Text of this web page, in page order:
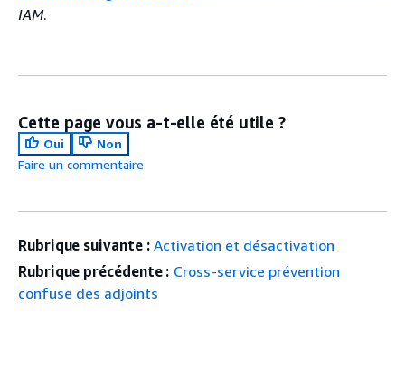
IAM.
Cette page vous a-t-elle été utile ?
Oui
Non
Faire un commentaire
Rubrique suivante : Activation et désactivation
Rubrique précédente : Cross-service prévention
confuse des adjoints